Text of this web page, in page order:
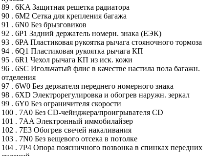
89 . 6KA Защитная решетка радиатора
90 . 6M2 Сетка для крепления багажа
91 . 6N0 Без брызговиков
92 . 6P1 Задний держатель номерн. знака (ЕЭК)
93 . 6PA Пластиковая рукоятка рычага стояночного тормоза
94 . 6Q1 Пластиковая рукоятка рычага КП
95 . 6R1 Чехол рычага КП из иск. кожи
96 . 6SC Игольчатый флис в качестве настила пола багажн.
отделения
97 . 6W0 Без держателя переднего номерного знака
98 . 6XD Электрорегулировка и обогрев наружн. зеркал
99 . 6Y0 Без ограничителя скорости
100 . 7A0 Без CD-чейнджера/проигрывателя CD
101 . 7AA Электронный иммобилайзер
102 . 7E3 Обогрев свечей накаливания
103 . 7N0 Без вещевого отсека в потолке
104 . 7P4 Опора поясничного позвонка в спинках передних